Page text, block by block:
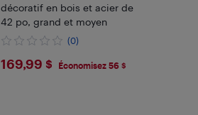
décoratif en bois et acier de
42 po, grand et moyen
(0)
$169.99
169,99 $ Économisez 56 $